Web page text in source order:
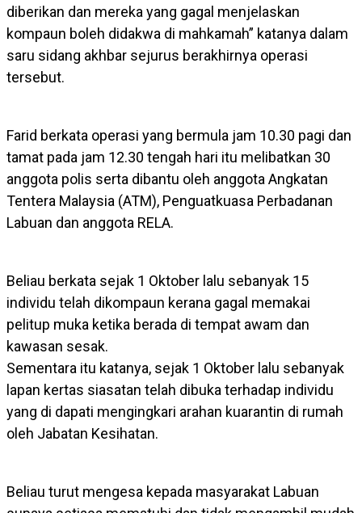
diberikan dan mereka yang gagal menjelaskan
kompaun boleh didakwa di mahkamah” katanya dalam
saru sidang akhbar sejurus berakhirnya operasi
tersebut.
Farid berkata operasi yang bermula jam 10.30 pagi dan
tamat pada jam 12.30 tengah hari itu melibatkan 30
anggota polis serta dibantu oleh anggota Angkatan
Tentera Malaysia (ATM), Penguatkuasa Perbadanan
Labuan dan anggota RELA.
Beliau berkata sejak 1 Oktober lalu sebanyak 15
individu telah dikompaun kerana gagal memakai
pelitup muka ketika berada di tempat awam dan
kawasan sesak.
Sementara itu katanya, sejak 1 Oktober lalu sebanyak
lapan kertas siasatan telah dibuka terhadap individu
yang di dapati mengingkari arahan kuarantin di rumah
oleh Jabatan Kesihatan.
Beliau turut mengesa kepada masyarakat Labuan